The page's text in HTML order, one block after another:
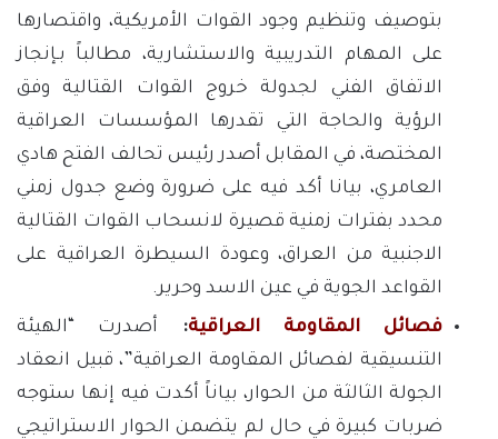
بتوصيف وتنظيم وجود القوات الأمريكية، واقتصارها
على المهام التدريبية والاستشارية، مطالباً بـإنجاز
الاتفاق الفني لجدولة خروج القوات القتالية وفق
الرؤية والحاجة التي تقدرها المؤسسات العراقية
المختصة، في المقابل أصدر رئيس تحالف الفتح هادي
العامري، بيانا أكد فيه على ضرورة وضع جدول زمني
محدد بفترات زمنية قصيرة لانسحاب القوات القتالية
الاجنبية من العراق، وعودة السيطرة العراقية على
القواعد الجوية في عين الاسد وحرير.
فصائل المقاومة العراقية:
أصدرت “الهيئة
التنسيقية لفصائل المقاومة العراقية”، قبيل انعقاد
الجولة الثالثة من الحوار، بياناً أكدت فيه إنها ستوجه
ضربات كبيرة في حال لم يتضمن الحوار الاستراتيجي